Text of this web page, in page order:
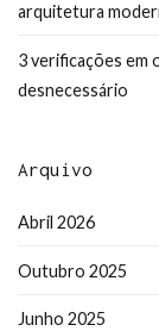
arquitetura
3 verificações em
desnecessário
Arquivo
Abril 2026
Outubro 2025
Junho 2025